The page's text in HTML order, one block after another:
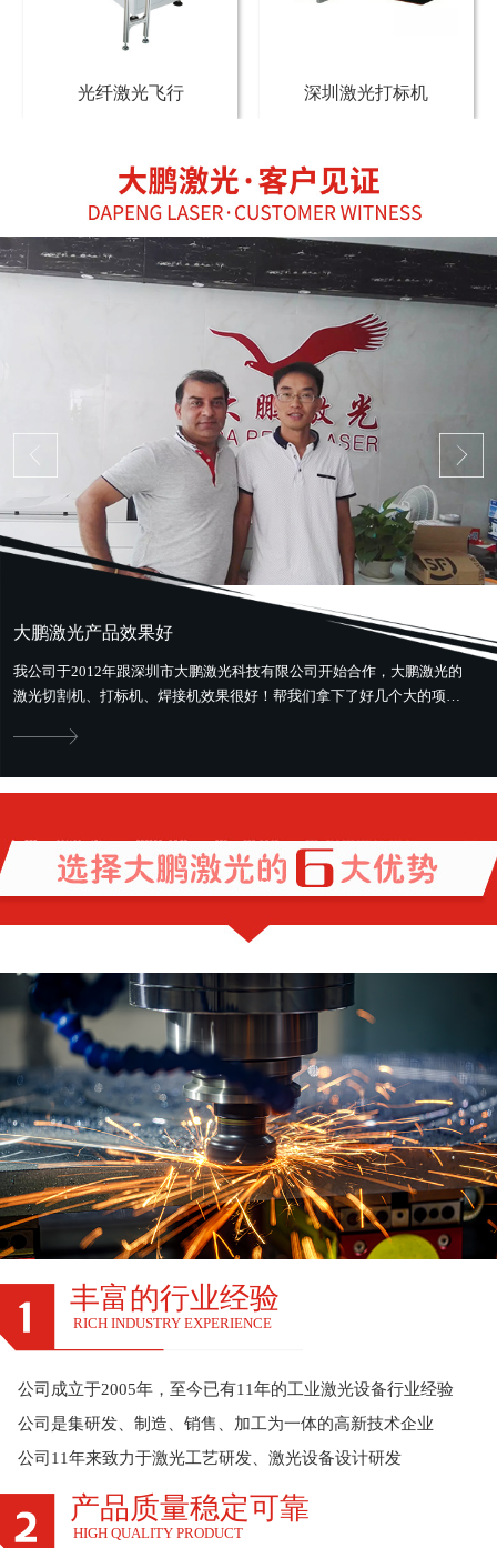
光纤激光飞行 深圳激光打标机
大鹏激光产品效果好
我公司于2012年跟深圳市大鹏激光科技有限公司开始合作，大鹏激光的
激光切割机、打标机、焊接机效果很好！帮我们拿下了好几个大的项
丰富的行业经验
RICH INDUSTRY EXPERIENCE
公司成立于2005年，至今已有11年的工业激光设备行业经验
公司是集研发、制造、销售、加工为一体的高新技术企业
公司11年来致力于激光工艺研发、激光设备设计研发
产品质量稳定可靠
HIGH QUALITY PRODUCT